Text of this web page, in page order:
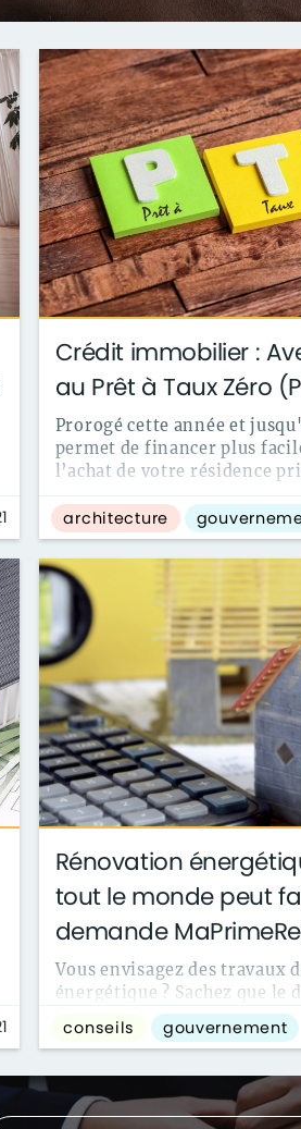
Crédit immobilier :
au Prêt à Taux Zéro
Prorogé cette année et
permet de financer plus
l’achat de votre résidence
architecture
Rénovation
tout le monde peut
demande
Vous envisagez des travaux
énergétique ? Sachez que le
MaPrimeRénov’ est à tous
conseils gouvernement